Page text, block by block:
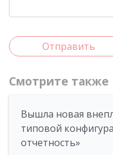
Отправить
Смотрите также
Вышла новая
типовой
отчетность»